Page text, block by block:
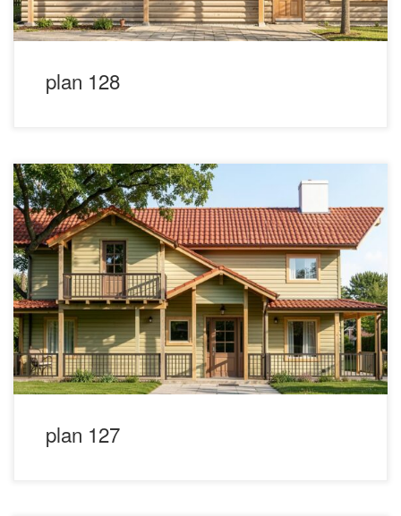
plan 128
plan 127